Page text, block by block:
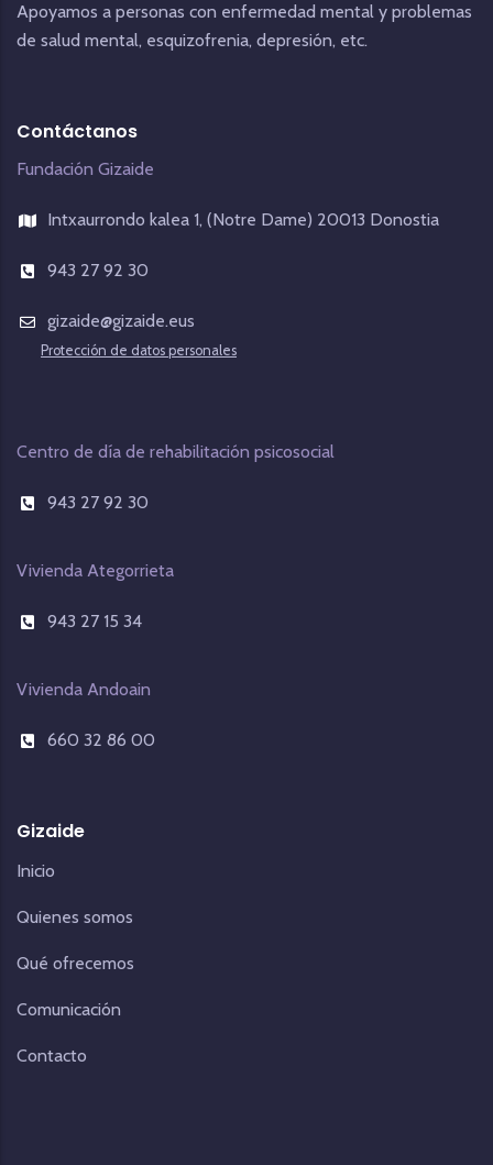
Apoyamos a personas con enfermedad mental y problemas
de salud mental, esquizofrenia, depresión, etc.
Contáctanos
Fundación Gizaide
Intxaurrondo kalea 1, (Notre Dame) 20013 Donostia
943 27 92 30
gizaide@gizaide.eus
Protección de datos personales
Centro de día de rehabilitación psicosocial
943 27 92 30
Vivienda Ategorrieta
943 27 15 34
Vivienda Andoain
660 32 86 00
Gizaide
Inicio
Quienes somos
Qué ofrecemos
Comunicación
Contacto